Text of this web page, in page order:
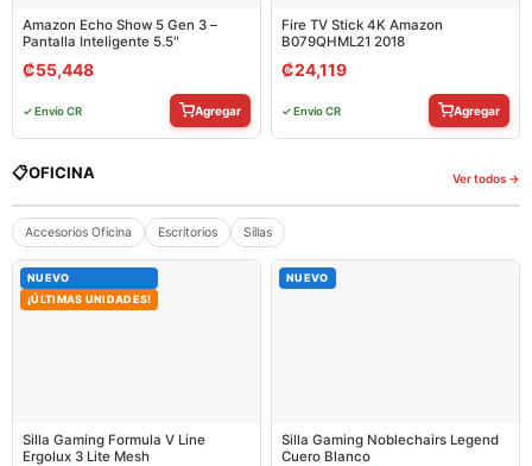
Amazon Echo Show 5 Gen 3 –
Pantalla Inteligente 5.5″
₡55,448
✓ Envío CR Agregar
Fire TV Stick 4K Amazon
B079QHML21 2018
₡24,119
✓ Envío CR Agregar
📋OFICINA Ver todos →
Accesorios Oficina Escritorios Sillas
NUEVO
¡ÚLTIMAS UNIDADES!
Silla Gaming Formula V Line
Ergolux 3 Lite Mesh
NUEVO
Silla Gaming Noblechairs Legend
Cuero Blanco